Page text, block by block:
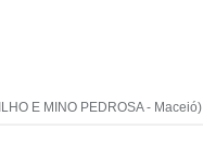
E MINO PEDROSA - Maceió)